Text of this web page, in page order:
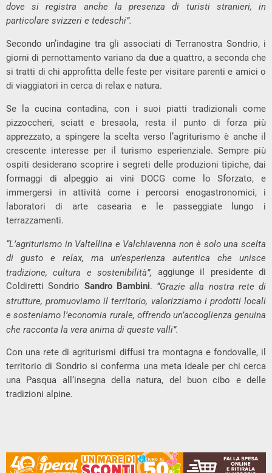
dove si registra anche la presenza di turisti stranieri, in
particolare svizzeri e tedeschi”.
Secondo un’indagine tra gli associati di Terranostra Sondrio, i
giorni di pernottamento variano da due a quattro, a seconda che
si tratti di chi approfitta delle feste per visitare parenti e amici o
di viaggiatori in cerca di relax e natura.
Se la cucina contadina, con i suoi piatti tradizionali come
pizzoccheri, sciatt e bresaola, resta il punto di forza più
apprezzato, a spingere la scelta verso l’agriturismo è anche il
crescente interesse per il turismo esperienziale. Sempre più
ospiti desiderano scoprire i segreti delle produzioni tipiche, dai
formaggi di alpeggio ai vini DOCG come lo Sforzato, e
immergersi in attività come i percorsi enogastronomici, i
laboratori di arte casearia e le passeggiate lungo i
terrazzamenti.
“L’agriturismo in Valtellina e Valchiavenna non è solo una scelta
di gusto e relax, ma un’esperienza autentica che unisce
tradizione, cultura e sostenibilità”, aggiunge il presidente di
Coldiretti Sondrio Sandro Bambini. “Grazie alla nostra rete di
strutture, promuoviamo il territorio, valorizziamo i prodotti locali
e sosteniamo l’economia rurale, offrendo un’accoglienza genuina
che racconta la vera anima di queste valli”.
Con una rete di agriturismi diffusi tra montagna e fondovalle, il
territorio di Sondrio si conferma una meta ideale per chi cerca
una Pasqua all’insegna della natura, del buon cibo e delle
tradizioni alpine.